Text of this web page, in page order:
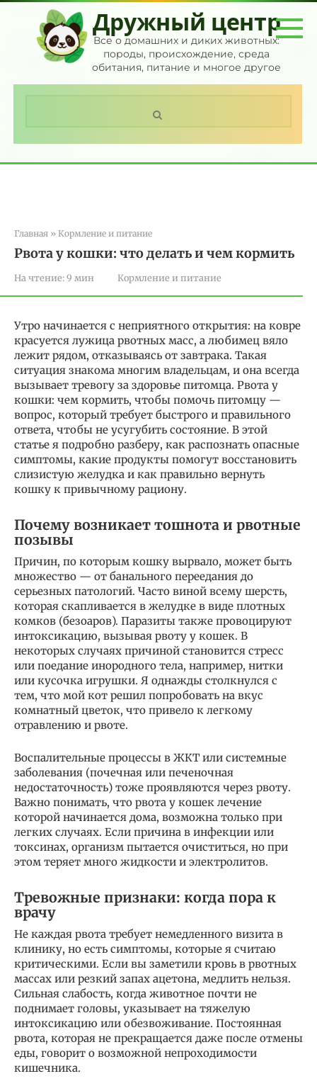
Перейти
контенту
Дружный центр
Все о домашних и диких животных:
породы, происхождение, среда
обитания, питание и многое другое
Главная » Кормление и питание
Рвота у кошки: что делать и чем кормить
На чтение:9 мин Кормление и питание
Утро начинается с неприятного открытия: на ковре
красуется лужица рвотных масс, а любимец вяло
лежит рядом, отказываясь от завтрака. Такая
ситуация знакома многим владельцам, и она всегда
вызывает тревогу за здоровье питомца. Рвота у
кошки: чем кормить, чтобы помочь питомцу —
вопрос, который требует быстрого и правильного
ответа, чтобы не усугубить состояние. В этой
статье я подробно разберу, как распознать опасные
симптомы, какие продукты помогут восстановить
слизистую желудка и как правильно вернуть
кошку к привычному рациону.
Почему возникает тошнота и рвотные
позывы
Причин, по которым кошку вырвало, может быть
множество — от банального переедания до
серьезных патологий. Часто виной всему шерсть,
которая скапливается в желудке в виде плотных
комков (безоаров). Паразиты также провоцируют
интоксикацию, вызывая рвоту у кошек. В
некоторых случаях причиной становится стресс
или поедание инородного тела, например, нитки
или кусочка игрушки. Я однажды столкнулся с
тем, что мой кот решил попробовать на вкус
комнатный цветок, что привело к легкому
отравлению и рвоте.
Воспалительные процессы в ЖКТ или системные
заболевания (почечная или печеночная
недостаточность) тоже проявляются через рвоту.
Важно понимать, что рвота у кошек лечение
которой начинается дома, возможна только при
легких случаях. Если причина в инфекции или
токсинах, организм пытается очиститься, но при
этом теряет много жидкости и электролитов.
Тревожные признаки: когда пора к
врачу
Не каждая рвота требует немедленного визита в
клинику, но есть симптомы, которые я считаю
критическими. Если вы заметили кровь в рвотных
массах или резкий запах ацетона, медлить нельзя.
Сильная слабость, когда животное почти не
поднимает головы, указывает на тяжелую
интоксикацию или обезвоживание. Постоянная
рвота, которая не прекращается даже после отмены
еды, говорит о возможной непроходимости
кишечника.